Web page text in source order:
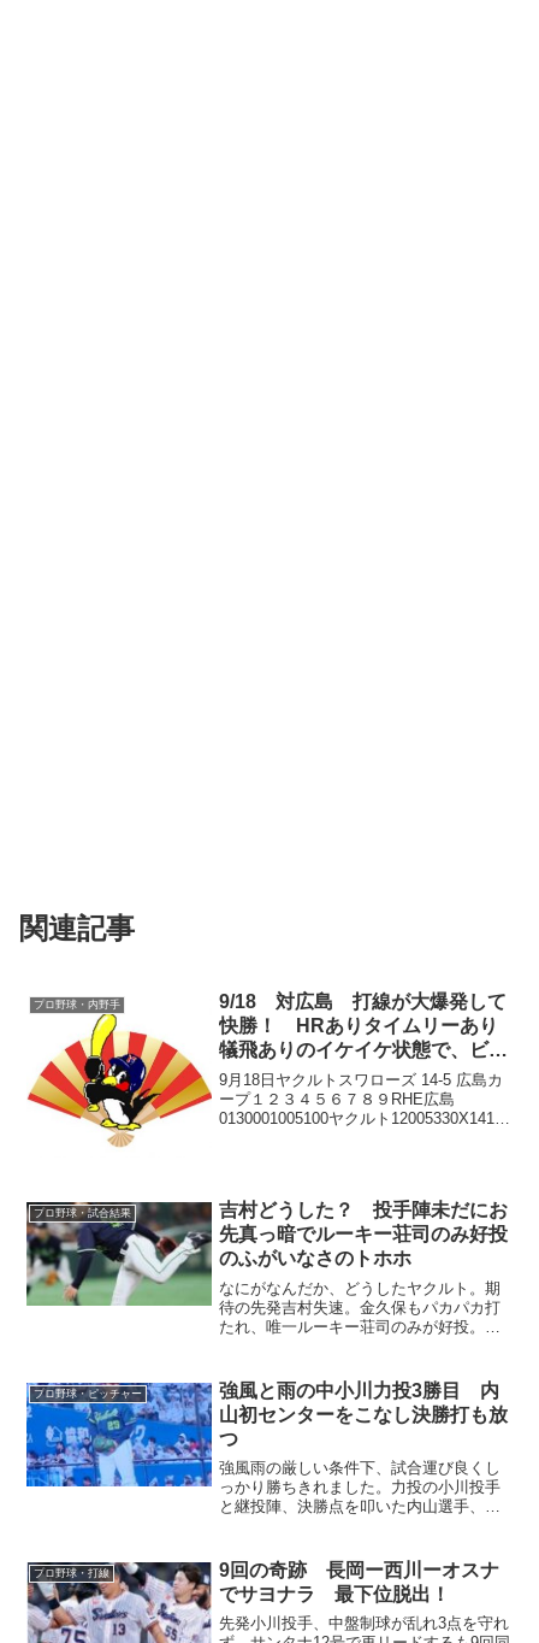
関連記事
プロ野球・内野手
9/18 対広島 打線が大爆発して
快勝！ HRありタイムリーあり
犠飛ありのイケイケ状態で、ビー
ルが美味い！
9月18日ヤクルトスワローズ 14-5 広島カ
ープ１２３４５６７８９RHE広島
0130001005100ヤクルト12005330X14161
プロ野球・試合結果
吉村どうした？ 投手陣未だにお
先真っ暗でルーキー荘司のみ好投
のふがいなさのトホホ
なにがなんだか、どうしたヤクルト。期
待の先発吉村失速。金久保もパカパカ打
たれ、唯一ルーキー荘司のみが好投。打
プロ野球・ピッチャー
強風と雨の中小川力投3勝目 内
山初センターをこなし決勝打も放
つ
強風雨の厳しい条件下、試合運び良くし
っかり勝ちきれました。力投の小川投手
と継投陣、決勝点を叩いた内山選手、ホ
でした。
プロ野球・打線
9回の奇跡 長岡ー西川ーオスナ
でサヨナラ 最下位脱出！
先発小川投手、中盤制球が乱れ3点を守れ